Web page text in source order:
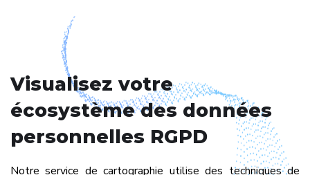
Visualisez votre
écosystème des données
personnelles RGPD
Notre service de cartographie utilise des techniques de